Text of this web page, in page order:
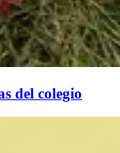
del colegio